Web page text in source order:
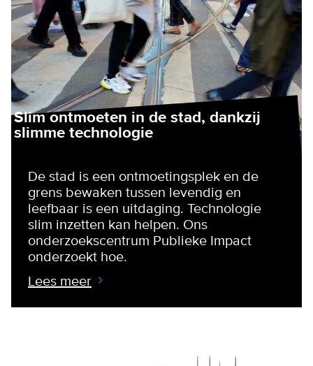
Slim ontmoeten in de stad, dankzij
slimme technologie
De stad is een ontmoetingsplek en de
grens bewaken tussen levendig en
leefbaar is een uitdaging. Technologie
slim inzetten kan helpen. Ons
onderzoekscentrum Publieke Impact
onderzoekt hoe.
Lees meer